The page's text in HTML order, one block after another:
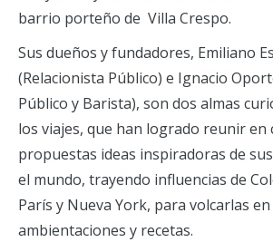
barrio porteño de Villa Crespo.
Sus dueños y fundadores, Emiliano
(Relacionista Público) e Ignacio
Público y Barista), son dos almas
los viajes, que han logrado reunir en
propuestas ideas inspiradoras de
el mundo, trayendo influencias de
París y Nueva York, para volcarlas en
ambientaciones y recetas.